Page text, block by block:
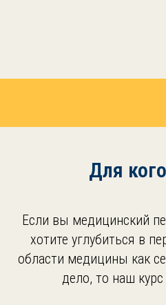
Для
Если вы медицинский
хотите углубиться в
области медицины как
дело, то наш